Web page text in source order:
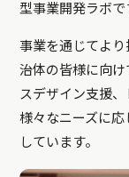
型事業開発ラボで
事業を通じてよ
治体の皆様に向
スデザイン支援、
様々なニーズに
しています。